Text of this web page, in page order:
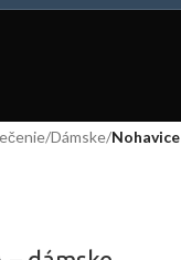
/Dámske/Nohavice